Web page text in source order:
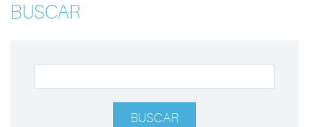
BUSCAR
BUSCAR